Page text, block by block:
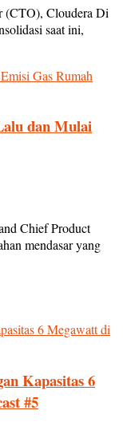
(CTO), Cloudera Di
saat ini,
dan Mulai
Chief Product
mendasar yang
Kapasitas 6
#5